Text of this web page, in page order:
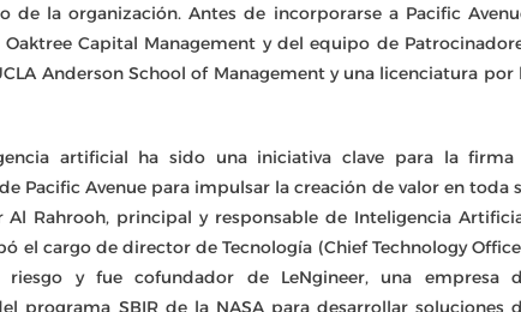
la organización. Antes de incorporarse a Pacific
Capital Management y del equipo de
Anderson School of Management y una licenciatura por
artificial ha sido una iniciativa clave para la firma
Pacific Avenue para impulsar la creación de valor en toda
Rahrooh, principal y responsable de Inteligencia
el cargo de director de Tecnología (Chief Technology
y fue cofundador de LeNgineer, una empresa
programa SBIR de la NASA para desarrollar soluciones